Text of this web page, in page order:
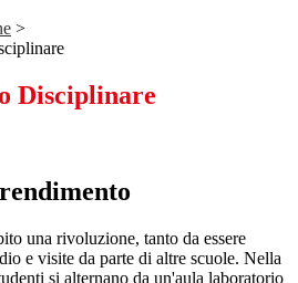
>
Disciplinare
una rivoluzione, tanto da essere
e visite da parte di altre scuole. Nella
si alternano da un'aula laboratorio